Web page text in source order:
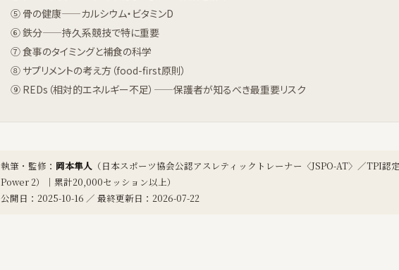
⑤ 骨の健康——カルシウム・ビタミンD
⑥ 鉄分——持久系競技で特に重要
⑦ 食事のタイミングと補食の科学
⑧ サプリメントの考え方（food-first原則）
⑨ REDs（相対的エネルギー不足）——保護者が知るべき最重要リスク
執筆・監修： 岡本隼人 （日本スポーツ協会公認アスレティックトレーナー〈JSPO-AT〉／TPI認
Power 2）｜累計20,000セッション以上）
公開日：2025-10-16 ／ 最終更新日：2026-07-22